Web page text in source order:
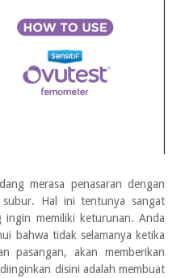
merasa penasaran dengan
subur. Hal ini tentunya sangat
ingin memiliki keturunan. Anda
bahwa tidak selamanya ketika
pasangan, akan memberikan
disini adalah membuat